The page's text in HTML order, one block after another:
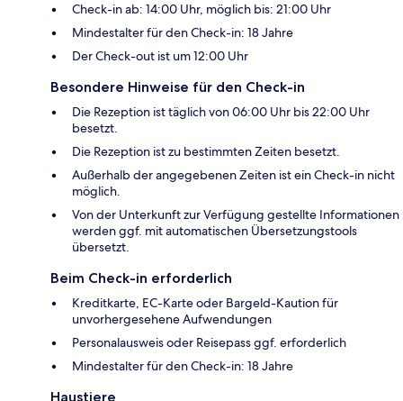
Check-in ab: 14:00 Uhr, möglich bis: 21:00 Uhr
Mindestalter für den Check-in: 18 Jahre
Der Check-out ist um 12:00 Uhr
Besondere Hinweise für den Check-in
Die Rezeption ist täglich von 06:00 Uhr bis 22:00 Uhr
besetzt.
Die Rezeption ist zu bestimmten Zeiten besetzt.
Außerhalb der angegebenen Zeiten ist ein Check-in nicht
möglich.
Von der Unterkunft zur Verfügung gestellte Informationen
werden ggf. mit automatischen Übersetzungstools
übersetzt.
Beim Check-in erforderlich
Kreditkarte, EC-Karte oder Bargeld-Kaution für
unvorhergesehene Aufwendungen
Personalausweis oder Reisepass ggf. erforderlich
Mindestalter für den Check-in: 18 Jahre
Haustiere